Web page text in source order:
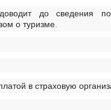
до сведения
о туризме.
в страховую